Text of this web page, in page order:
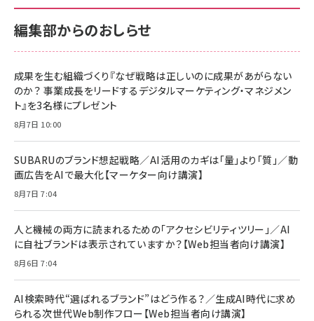
￥880
anan(アンアン)2026/06/24号 No.2500増刊
スペシャルエディション[王道エンタメの矜持／
￥1,100
anan(アンアン)2026/07/08号 No.2502[2026
￥880
ママ投資家が育休中に１億貯めた株式投資
組織の成果を最大化する ルールのデザイン
￥1,980
Amazonランキングをもっと見る
サポート正規品 メーカー保証5年 KLMEA128G
NIMASO ガラスフィルム iPhone 17 用 保護フィ
すい ガイド枠付き いPhone17 (6.3インチ) 対応
2枚セット DSP25F1698
￥1,599
￥6,980
全ワイヤレスイヤホン/アクティブノイズキャンセリ
技術基準適合】ブラック
￥5,990
ケーブル Anker絡まないケーブル 240W 結束バン
ド付き USB PD対応 シリコン素材採用 iPhone
17 / 16 / 15 / Galaxy iPad Pro MacBook
Pro/Air 各種対応 (1.8m ミッドナイトブラック)
￥1,890
サポート正規品 メーカー保証5年 KLMEA128G
Amazon eギフトカード - Amazonロゴ - クラ
￥5,000
Anker PowerLine III Flow USB-C & USB-C
Pro/Air 各種対応 (1.8m ミッドナイトブラック)
￥1,890
サッポロ 生ビール 黒ラベル 350ml 缶 24本 ビー
ル ケース買い【6/30応募〆切! 黒ラベルビヤセラー
￥4,857
編集部からのおしらせ
成果を生む組織づくり『なぜ戦略は正しいのに成果があがらない
のか？ 事業成長をリードするデジタルマーケティング・マネジメン
ト』を3名様にプレゼント
8月7日 10:00
SUBARUのブランド想起戦略／AI活用のカギは「量」より「質」／動
画広告をAIで最大化【マーケター向け講演】
8月7日 7:04
人と機械の両方に読まれるための「アクセシビリティツリー」／AI
に自社ブランドは表示されていますか？【Web担当者向け講演】
8月6日 7:04
AI検索時代“選ばれるブランド”はどう作る？／生成AI時代に求め
られる次世代Web制作フロー【Web担当者向け講演】